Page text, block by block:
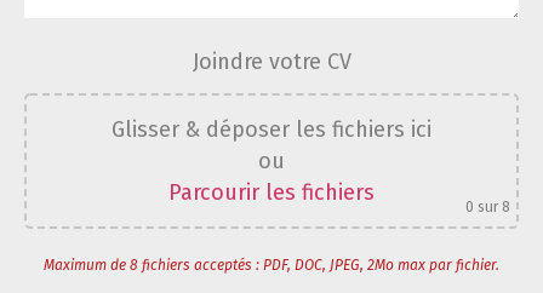
Joindre votre CV
Glisser & déposer les fichiers ici
ou
Parcourir les fichiers
0 sur 8
Maximum de 8 fichiers acceptés : PDF, DOC, JPEG, 2Mo max par fichier.